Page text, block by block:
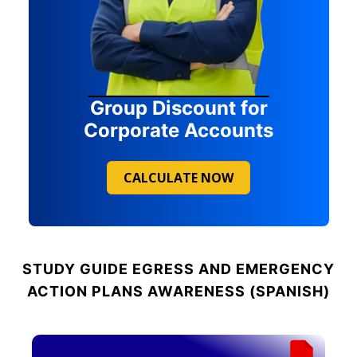
Group Discount for
Corporate Accounts
CALCULATE NOW
STUDY GUIDE EGRESS AND EMERGENCY
ACTION PLANS AWARENESS (SPANISH)